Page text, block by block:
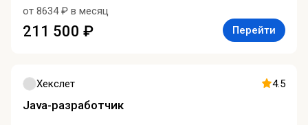
от 8634 ₽ в месяц
211 500 ₽ Перейти
Хекслет 4.5
Java-разработчик